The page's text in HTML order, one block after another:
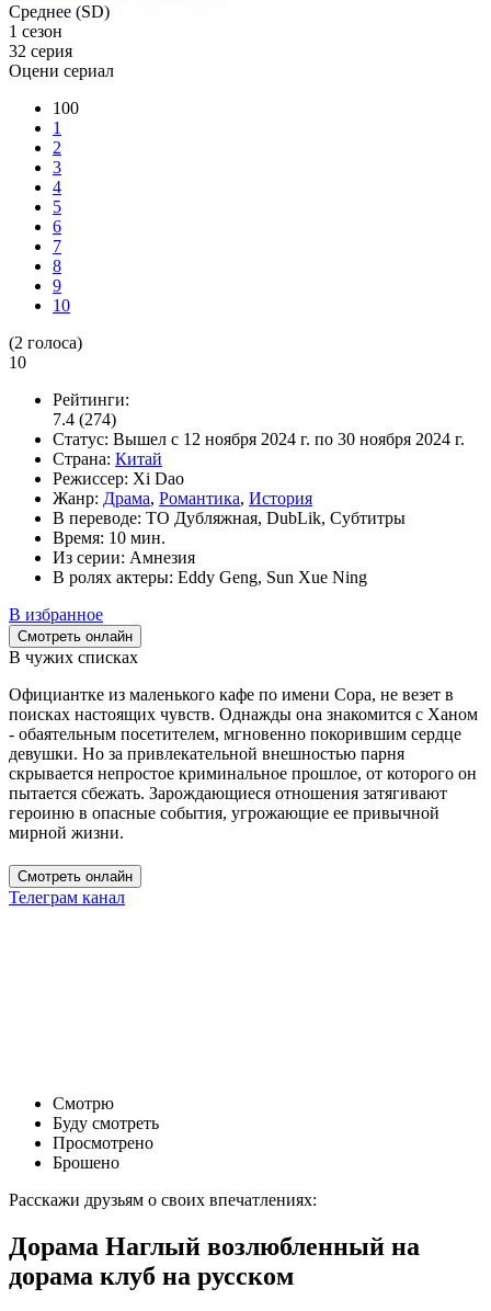
Среднее (SD)
1 сезон
32 серия
Оцени сериал
100
1
2
3
4
5
6
7
8
9
10
(2 голоса)
10
Рейтинги:
7.4 (274)
Статус: Вышел с 12 ноября 2024 г. по 30 ноября 2024 г.
Страна: Китай
Режиссер: Xi Dao
Жанр: Драма, Романтика, История
В переводе: ТО Дубляжная, DubLik, Субтитры
Время: 10 мин.
Из серии: Амнезия
В ролях актеры: Eddy Geng, Sun Xue Ning
В избранное
Смотреть онлайн
В чужих списках
Официантке из маленького кафе по имени Сора, не везет в
поисках настоящих чувств. Однажды она знакомится с Ханом
- обаятельным посетителем, мгновенно покорившим сердце
девушки. Но за привлекательной внешностью парня
скрывается непростое криминальное прошлое, от которого он
пытается сбежать. Зарождающиеся отношения затягивают
героиню в опасные события, угрожающие ее привычной
мирной жизни.
Смотреть онлайн
Телеграм канал
Смотрю
Буду смотреть
Просмотрено
Брошено
Расскажи друзьям о своих впечатлениях:
Дорама Наглый возлюбленный на
дорама клуб на русском